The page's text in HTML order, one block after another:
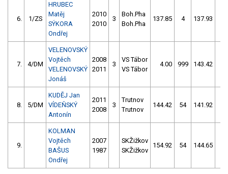
6. 1/ZS
HRUBEC
Matěj
SÝKORA
Ondřej
2010
2010
3
Boh.Pha
Boh.Pha
137.85 4 137.93
7. 4/DM
VELENOVSKÝ
Vojtěch
VELENOVSKÝ
Jonáš
2008
2011
3
VS Tábor
VS Tábor
4.00 999 143.42
8. 5/DM
KUDĚJ Jan
VÍDEŇSKÝ
Antonín
2011
2008
3
Trutnov
Trutnov
144.42 54 141.92
9.
KOLMAN
Vojtěch
BAŠUS
Ondřej
2007
1987
SKŽižkov
SKŽižkov
154.92 54 144.65